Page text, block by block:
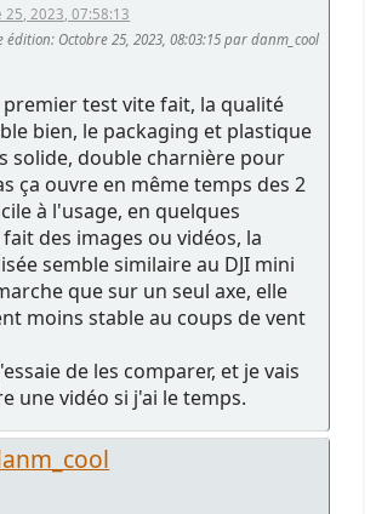
25, 2023, 07:58:13
édition: Octobre 25, 2023, 08:03:15 par danm_cool
premier test vite fait, la qualité
bien, le packaging et plastique
solide, double charnière pour
ça ouvre en même temps des 2
à l'usage, en quelques
des images ou vidéos, la
semble similaire au DJI mini
que sur un seul axe, elle
moins stable au coups de vent
de les comparer, et je vais
une vidéo si j'ai le temps.